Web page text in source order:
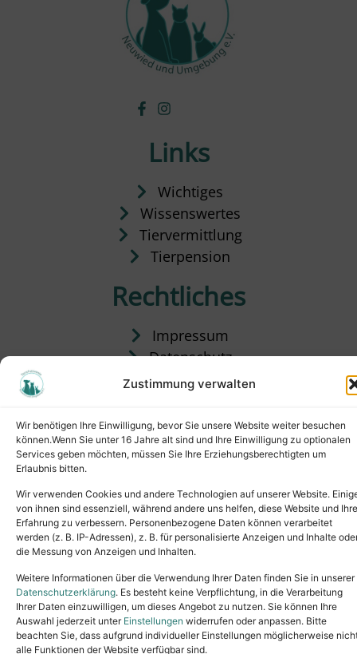
Zustimmung verwalten
Wir benötigen Ihre Einwilligung, bevor Sie unsere Website weiter besuchen
können.Wenn Sie unter 16 Jahre alt sind und Ihre Einwilligung zu optionalen
Services geben möchten, müssen Sie Ihre Erziehungsberechtigten um
Erlaubnis bitten.
Wir verwenden Cookies und andere Technologien auf unserer Website.
von ihnen sind essenziell, während andere uns helfen, diese Website und Ihre
Erfahrung zu verbessern. Personenbezogene Daten können verarbeitet
werden (z. B. IP-Adressen), z. B. für personalisierte Anzeigen und Inhalte
die Messung von Anzeigen und Inhalten.
Weitere Informationen über die Verwendung Ihrer Daten finden Sie in unserer
Datenschutzerklärung. Es besteht keine Verpflichtung, in die Verarbeitung
Ihrer Daten einzuwilligen, um dieses Angebot zu nutzen. Sie können Ihre
Auswahl jederzeit unter Einstellungen widerrufen oder anpassen. Bitte
beachten Sie, dass aufgrund individueller Einstellungen möglicherweise
alle Funktionen der Website verfügbar sind.
Links
Wichtiges
Wissenswertes
Tiervermittlung
Tierpension
Rechtliches
Impressum
Datenschutz
Satzung
Copyright © 2024. All rights reserved.
Tel.: (02631) 55356buero@tierheim-neuwied.de
Ludwigshof 1, 56567 Neuwied